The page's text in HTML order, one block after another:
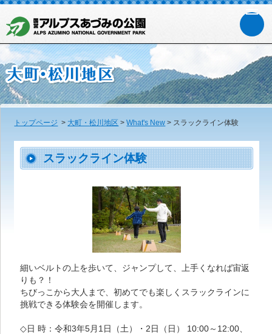
トップページ > 大町・松川地区 > What's New > スラックライン体験
スラックライン体験
細いベルトの上を歩いて、ジャンプして、上手くなれば宙返
りも？！
ちびっこから大人まで、初めてでも楽しくスラックラインに
挑戦できる体験会を開催します。
◇日 時：令和3年5月1日（土）・2日（日） 10:00～12:00、